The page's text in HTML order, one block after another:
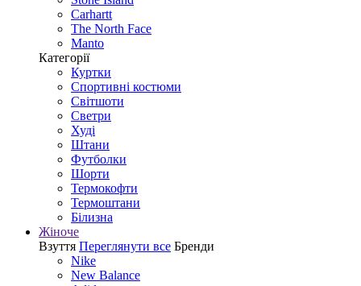
Carhartt
The North Face
Manto
Категорії
Куртки
Спортивні костюми
Світшоти
Светри
Худі
Штани
Футболки
Шорти
Термокофти
Термоштани
Білизна
Жіноче
Взуття Переглянути все Бренди
Nike
New Balance